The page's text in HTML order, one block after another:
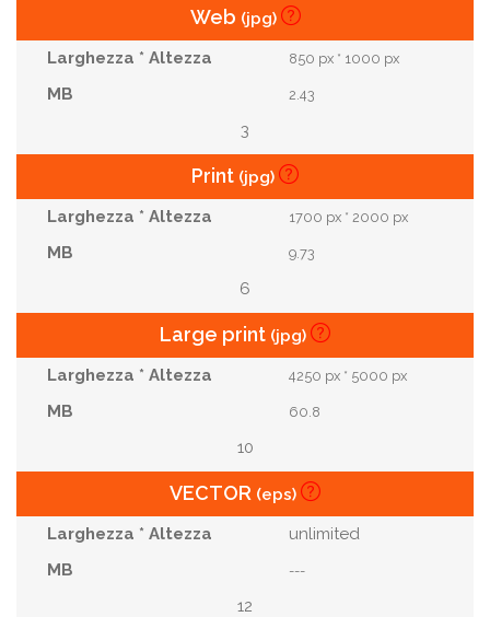
Web (jpg)
850 px * 1000 px
2.43
3
Print (jpg)
1700 px * 2000 px
9.73
6
Large print (jpg)
4250 px * 5000 px
60.8
10
VECTOR (eps)
unlimited
---
12